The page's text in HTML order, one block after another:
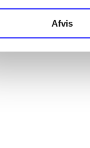
Afvis